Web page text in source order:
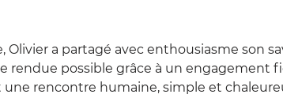
Olivier a partagé avec enthousiasme son
rendue possible grâce à un engagement
une rencontre humaine, simple et